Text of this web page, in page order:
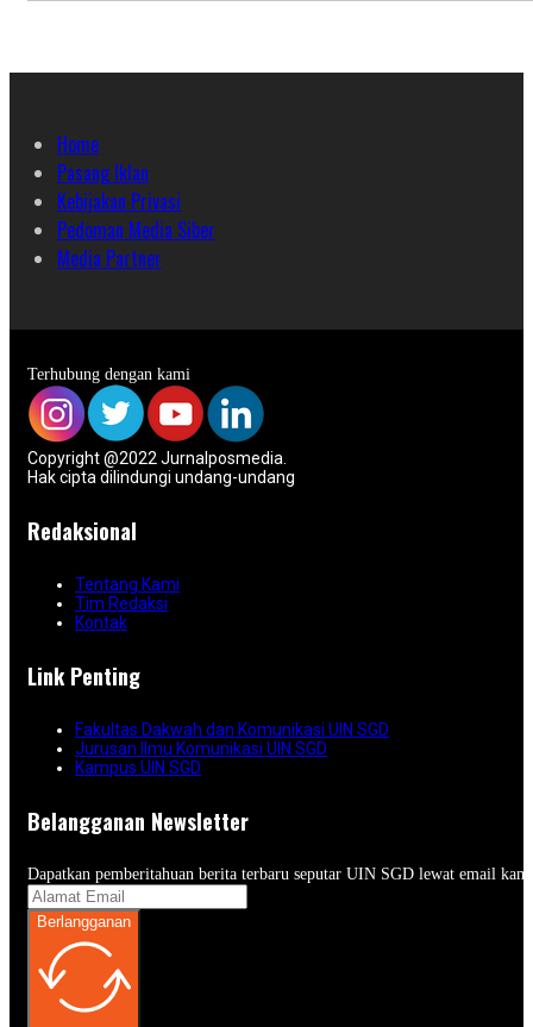
Home
Pasang Iklan
Kebijakan Privasi
Pedoman Media Siber
Media Partner
Terhubung dengan kami
Copyright @2022 Jurnalposmedia.
Hak cipta dilindungi undang-undang
Redaksional
Tentang Kami
Tim Redaksi
Kontak
Link Penting
Fakultas Dakwah dan Komunikasi UIN SGD
Jurusan Ilmu Komunikasi UIN SGD
Kampus UIN SGD
Belangganan Newsletter
Dapatkan pemberitahuan berita terbaru seputar UIN SGD lewat email
Berlangganan